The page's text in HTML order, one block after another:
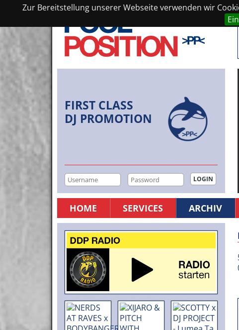
Zur Bereitstellung unserer Webseite verwenden wir
FIRST CLASS
DJ PROMOTION
HOME SERVICES ARCHIV